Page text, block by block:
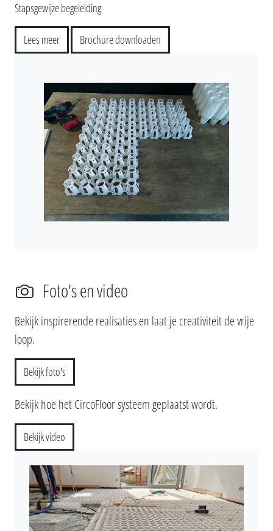
Stapsgewijze begeleiding
Lees meer Brochure downloaden
Foto's en video
Bekijk inspirerende realisaties en laat je creativiteit de vrije
loop.
Bekijk foto's
Bekijk hoe het CircoFloor systeem geplaatst wordt.
Bekijk video